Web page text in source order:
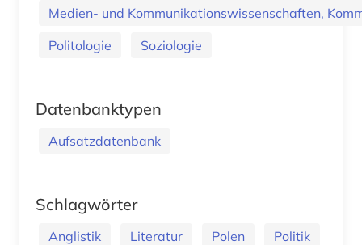
Medien- und Kommunikationswissenschaften,
Politologie
Soziologie
Datenbanktypen
Aufsatzdatenbank
Schlagwörter
Anglistik Literatur Polen
Politik